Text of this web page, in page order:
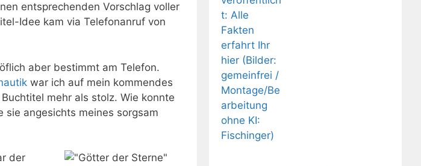
entsprechenden Vorschlag voller
Idee kam via Telefonanruf von
aber bestimmt am Telefon.
war ich auf mein kommendes
mehr als stolz. Wie konnte
sie angesichts meines sorgsam
der